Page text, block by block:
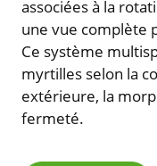
associées à la
une vue complète
Ce système
myrtilles selon la
extérieure, la
fermeté.